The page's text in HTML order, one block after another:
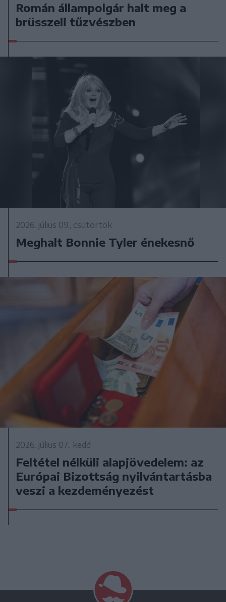
Román állampolgár halt meg a
brüsszeli tűzvészben
2026. július 09., csütörtök
Meghalt Bonnie Tyler énekesnő
2026. július 07., kedd
Feltétel nélküli alapjövedelem: az
Európai Bizottság nyilvántartásba
veszi a kezdeményezést